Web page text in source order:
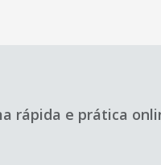
rápida e prática